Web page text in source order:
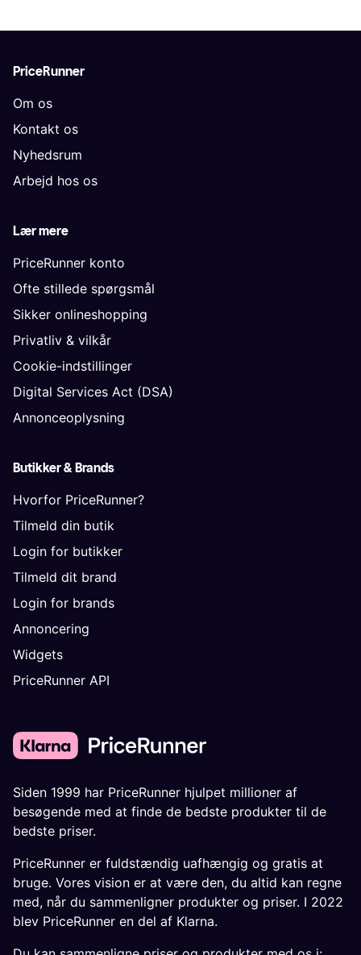
PriceRunner
Om os
Kontakt os
Nyhedsrum
Arbejd hos os
Lær mere
PriceRunner konto
Ofte stillede spørgsmål
Sikker onlineshopping
Privatliv & vilkår
Cookie-indstillinger
Digital Services Act (DSA)
Annonceoplysning
Butikker & Brands
Hvorfor PriceRunner?
Tilmeld din butik
Login for butikker
Tilmeld dit brand
Login for brands
Annoncering
Widgets
PriceRunner API
Siden 1999 har PriceRunner hjulpet millioner af
besøgende med at finde de bedste produkter til de
bedste priser.
PriceRunner er fuldstændig uafhængig og gratis at
bruge. Vores vision er at være den, du altid kan regne
med, når du sammenligner produkter og priser. I 2022
blev PriceRunner en del af Klarna.